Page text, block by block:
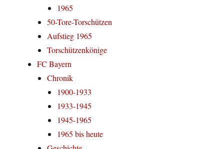
1965
50-Tore-Torschützen
Aufstieg 1965
Torschützenkönige
FC Bayern
Chronik
1900-1933
1933-1945
1945-1965
1965 bis heute